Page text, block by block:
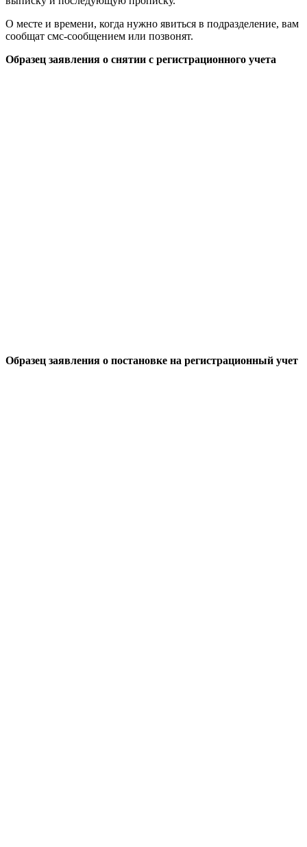
О месте и времени, когда нужно явиться в подразделение, вам
сообщат смс-сообщением или позвонят.
Образец заявления о снятии с регистрационного учета
Образец заявления о постановке на регистрационный учет